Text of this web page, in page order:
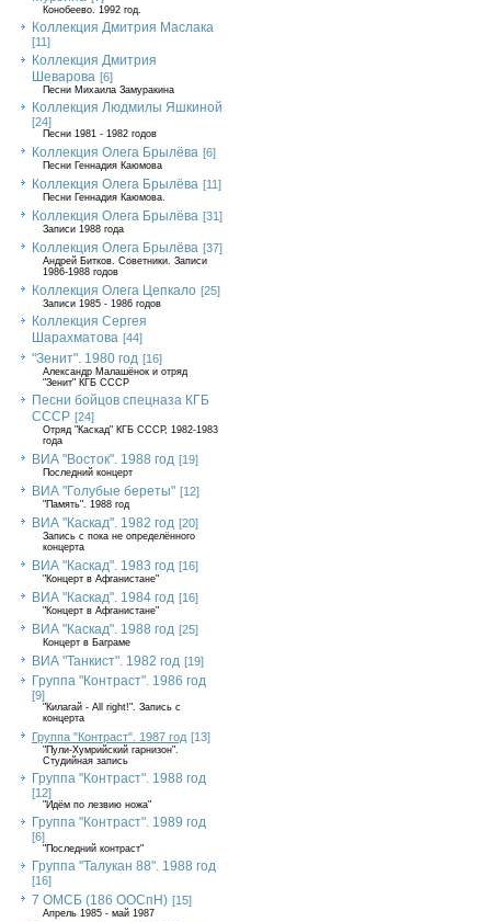
Конобеево. 1992 год.
Коллекция Дмитрия Маслака
[11]
Коллекция Дмитрия
Шеварова [6]
Песни Михаила Замуракина
Коллекция Людмилы Яшкиной
[24]
Песни 1981 - 1982 годов
Коллекция Олега Брылёва [6]
Песни Геннадия Каюмова
Коллекция Олега Брылёва [11]
Песни Геннадия Каюмова.
Коллекция Олега Брылёва [31]
Записи 1988 года
Коллекция Олега Брылёва [37]
Андрей Битков. Советники. Записи
1986-1988 годов
Коллекция Олега Цепкало [25]
Записи 1985 - 1986 годов
Коллекция Сергея
Шарахматова [44]
"Зенит". 1980 год [16]
Александр Малашёнок и отряд
"Зенит" КГБ СССР
Песни бойцов спецназа КГБ
СССР [24]
Отряд "Каскад" КГБ СССР, 1982-1983
года
ВИА "Восток". 1988 год [19]
Последний концерт
ВИА "Голубые береты" [12]
"Память". 1988 год
ВИА "Каскад". 1982 год [20]
Запись с пока не определённого
концерта
ВИА "Каскад". 1983 год [16]
"Концерт в Афганистане"
ВИА "Каскад". 1984 год [16]
"Концерт в Афганистане"
ВИА "Каскад". 1988 год [25]
Концерт в Баграме
ВИА "Танкист". 1982 год [19]
Группа "Контраст". 1986 год
[9]
"Килагай - All right!". Запись с
концерта
Группа "Контраст". 1987 год [13]
"Пули-Хумрийский гарнизон".
Студийная запись
Группа "Контраст". 1988 год
[12]
"Идём по лезвию ножа"
Группа "Контраст". 1989 год
[6]
"Последний контраст"
Группа "Талукан 88". 1988 год
[16]
7 ОМСБ (186 ООСпН) [15]
Апрель 1985 - май 1987